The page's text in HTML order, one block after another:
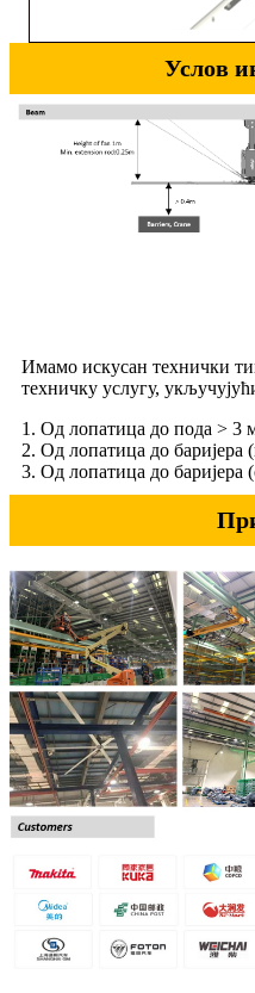
Услов
Имамо искусан технички
техничку услугу,
1. Од лопатица до пода > 3
2. Од лопатица до баријера
3. Од лопатица до баријера